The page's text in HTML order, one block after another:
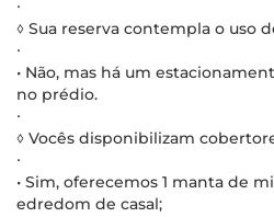
∙
◊ Sua reserva contempla o uso
∙
• Não, mas há um
no prédio.
∙
◊ Vocês disponibilizam
∙
• Sim, oferecemos 1 manta de
edredom de casal;